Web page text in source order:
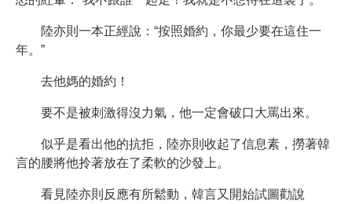
陸亦則一本正經說：“按照婚約，你最少要在這住一
年。”
去他媽的婚約！
要不是被刺激得沒力氣，他一定會破口大罵出來。
似乎是看出他的抗拒，陸亦則收起了信息素，撈著韓
言的腰將他拎著放在了柔軟的沙發上。
看見陸亦則反應有所鬆動，韓言又開始試圖勸說